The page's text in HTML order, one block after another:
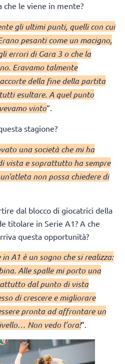
che le viene in mente?
gli ultimi punti, quelli con cui
pesanti come un macigno,
errori di Gara 3 o che la
Eravamo talmente
della fine della partita
esultare. A quel punto
vinto“.
stagione?
una società che mi ha
vista e soprattutto ha sempre
non possa chiedere di
dal blocco di giocatrici della
titolare in Serie A1? A che
questa opportunità?
A1 è un sogno che si realizza:
Alle spalle mi porto una
dal punto di vista
di crescere e migliorare
pronta ad affrontare un
Non vedo l’ora!“.